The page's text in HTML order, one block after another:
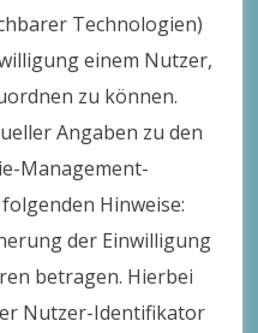
Technologien)
einem Nutzer,
zu können.
Angaben zu den
Management-
Hinweise:
der Einwilligung
betragen. Hierbei
Nutzer-Identifikator